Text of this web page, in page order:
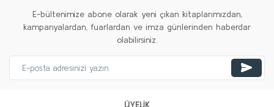
E-bültenimize abone olarak yeni çıkan kitaplarımızdan,
kampanyalardan, fuarlardan ve imza günlerinden haberdar
olabilirsiniz.
ÜYELİK